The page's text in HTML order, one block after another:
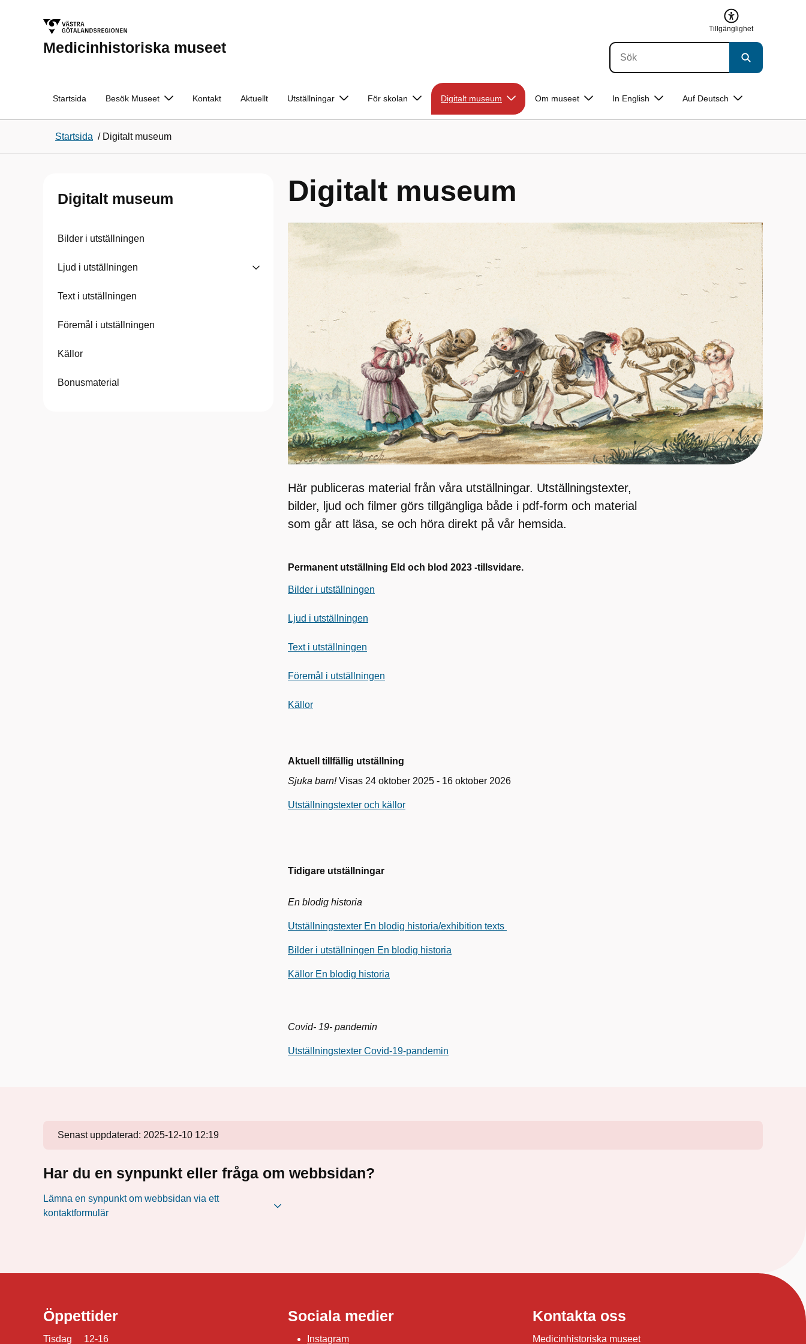
Medicinhistoriska museet
Tillgänglighet
Startsida Besök Museet Kontakt Aktuellt Utställningar För skolan Digitalt museum Om museet In English Auf Deutsch
Startsida / Digitalt museum
Digitalt museum
Bilder i utställningen
Ljud i utställningen
Text i utställningen
Föremål i utställningen
Källor
Bonusmaterial
Digitalt museum
Här publiceras material från våra utställningar. Utställningstexter,
bilder, ljud och filmer görs tillgängliga både i pdf-form och material
som går att läsa, se och höra direkt på vår hemsida.
Permanent utställning Eld och blod 2023 -tillsvidare.
Bilder i utställningen
Ljud i utställningen
Text i utställningen
Föremål i utställningen
Källor
Aktuell tillfällig utställning
Sjuka barn! Visas 24 oktober 2025 - 16 oktober 2026
Utställningstexter och källor
Tidigare utställningar
En blodig historia
Utställningstexter En blodig historia/exhibition texts
Bilder i utställningen En blodig historia
Källor En blodig historia
Covid- 19- pandemin
Utställningstexter Covid-19-pandemin
Senast uppdaterad: 2025-12-10 12:19
Har du en synpunkt eller fråga om webbsidan?
Lämna en synpunkt om webbsidan via ett
kontaktformulär
Öppettider
Tisdag 12-16
Sociala medier
Instagram
Kontakta oss
Medicinhistoriska museet